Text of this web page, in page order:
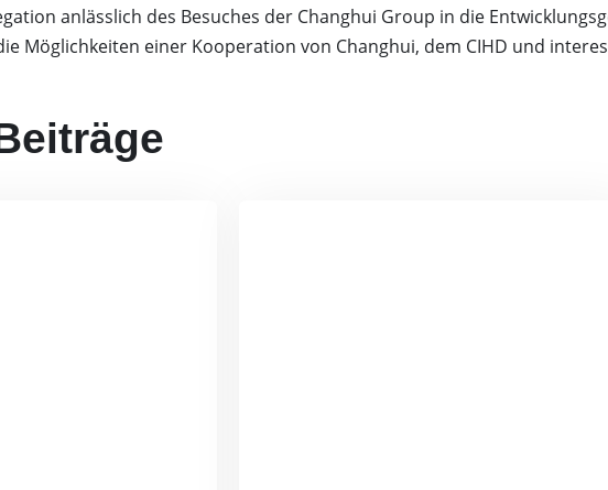
anlässlich des Besuches der Changhui Group in die
Möglichkeiten einer Kooperation von Changhui, dem CIHD und